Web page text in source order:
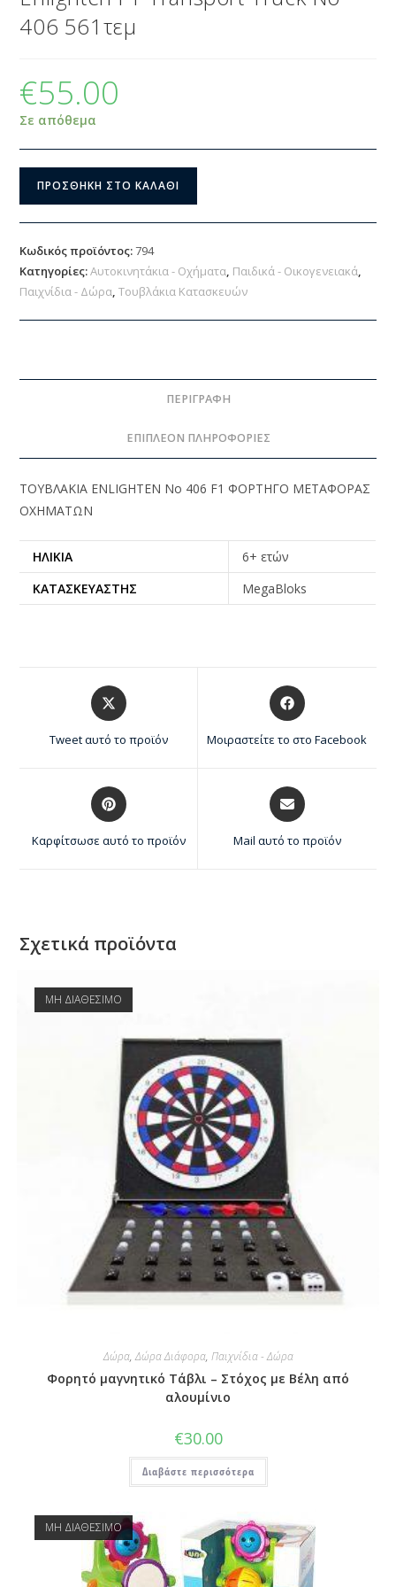
406 561τεμ
€55.00
Σε απόθεμα
ΠΡΟΣΘΉΚΗ ΣΤΟ ΚΑΛΆΘΙ
Κωδικός προϊόντος:794
Κατηγορίες:Αυτοκινητάκια - Οχήματα, Παιδικά - Οικογενειακά,
Παιχνίδια - Δώρα,Τουβλάκια Κατασκευών
ΠΕΡΙΓΡΑΦΉ
ΕΠΙΠΛΈΟΝ ΠΛΗΡΟΦΟΡΊΕΣ
ΤΟΥΒΛΑΚΙΑ ENLIGHTEN Νο 406 F1 ΦΟΡΤΗΓΟ ΜΕΤΑΦΟΡΑΣ
ΟΧΗΜΑΤΩΝ
ΗΛΙΚΊΑ
6+ ετών
ΚΑΤΑΣΚΕΥΑΣΤΉΣ
MegaBloks
Tweet αυτό το προϊόν Μοιραστείτε το στο Facebook
Καρφίτσωσε αυτό το προϊόν Mail αυτό το προϊόν
Σχετικά προϊόντα
ΜΗ ΔΙΑΘΕΣΙΜΟ
Δώρα,Δώρα Διάφορα, Παιχνίδια - Δώρα
Φορητό μαγνητικό Τάβλι – Στόχος με Βέλη από
αλουμίνιο
€30.00
Διαβάστε περισσότερα
ΜΗ ΔΙΑΘΕΣΙΜΟ